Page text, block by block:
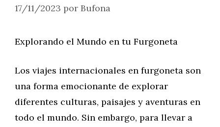
17/11/2023 por Bufona
Explorando el Mundo en tu Furgoneta
Los viajes internacionales en furgoneta son
una forma emocionante de explorar
diferentes culturas, paisajes y aventuras en
todo el mundo. Sin embargo, para llevar a